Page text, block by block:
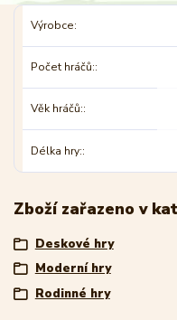
Výrobce
Počet hráčů:
Věk hráčů:
Délka hry:
Zboží zařazeno v
Deskové hry
Moderní hry
Rodinné hry